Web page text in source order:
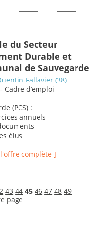
du Secteur
Durable et
de Sauvegarde
Fallavier (38)
Cadre d’emploi :
(PCS) :
annuels
élus
complète ]
43 44 45 46 47 48 49
page